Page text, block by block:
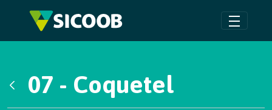
Pular para o Conteúdo principal
07 - Coquetel